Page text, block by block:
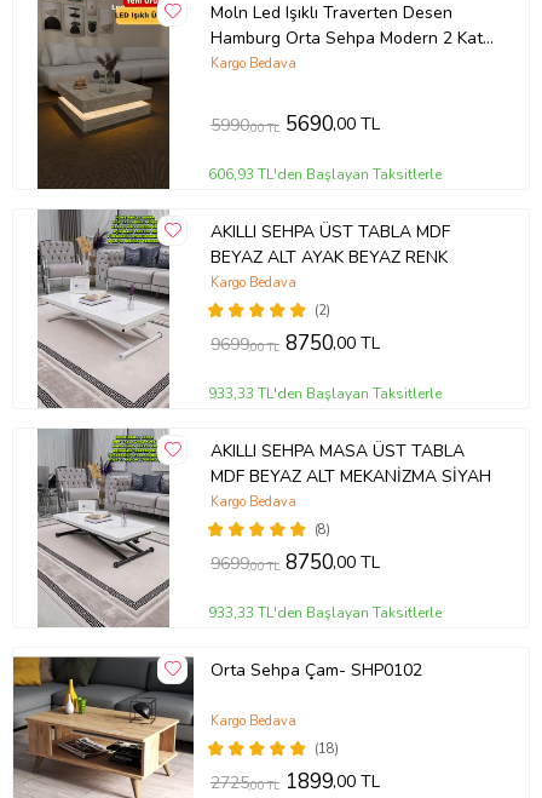
Moln Led Işıklı Traverten Desen
Hamburg Orta Sehpa Modern 2 Katlı
Dekor Sehpa Ofis Sehpası
Kargo Bedava
5990,00 TL 5690,00 TL
606,93 TL'den Başlayan Taksitlerle
AKILLI SEHPA ÜST TABLA MDF
BEYAZ ALT AYAK BEYAZ RENK
(2)
Kargo Bedava
9699,00 TL 8750,00 TL
933,33 TL'den Başlayan Taksitlerle
AKILLI SEHPA MASA ÜST TABLA
MDF BEYAZ ALT MEKANİZMA SİYAH
(8)
Kargo Bedava
9699,00 TL 8750,00 TL
933,33 TL'den Başlayan Taksitlerle
Orta Sehpa Çam- SHP0102
(18)
Kargo Bedava
2725,00 TL 1899,00 TL